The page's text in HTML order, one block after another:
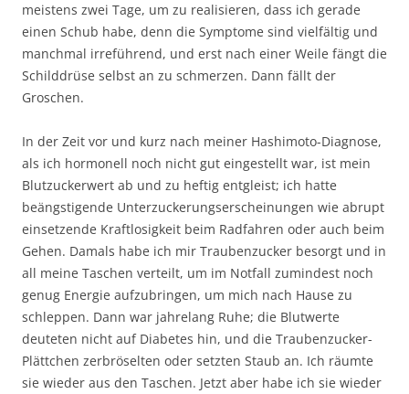
meistens zwei Tage, um zu realisieren, dass ich gerade
einen Schub habe, denn die Symptome sind vielfältig und
manchmal irreführend, und erst nach einer Weile fängt die
Schilddrüse selbst an zu schmerzen. Dann fällt der
Groschen.
In der Zeit vor und kurz nach meiner Hashimoto-Diagnose,
als ich hormonell noch nicht gut eingestellt war, ist mein
Blutzuckerwert ab und zu heftig entgleist; ich hatte
beängstigende Unterzuckerungserscheinungen wie abrupt
einsetzende Kraftlosigkeit beim Radfahren oder auch beim
Gehen. Damals habe ich mir Traubenzucker besorgt und in
all meine Taschen verteilt, um im Notfall zumindest noch
genug Energie aufzubringen, um mich nach Hause zu
schleppen. Dann war jahrelang Ruhe; die Blutwerte
deuteten nicht auf Diabetes hin, und die Traubenzucker-
Plättchen zerbröselten oder setzten Staub an. Ich räumte
sie wieder aus den Taschen. Jetzt aber habe ich sie wieder